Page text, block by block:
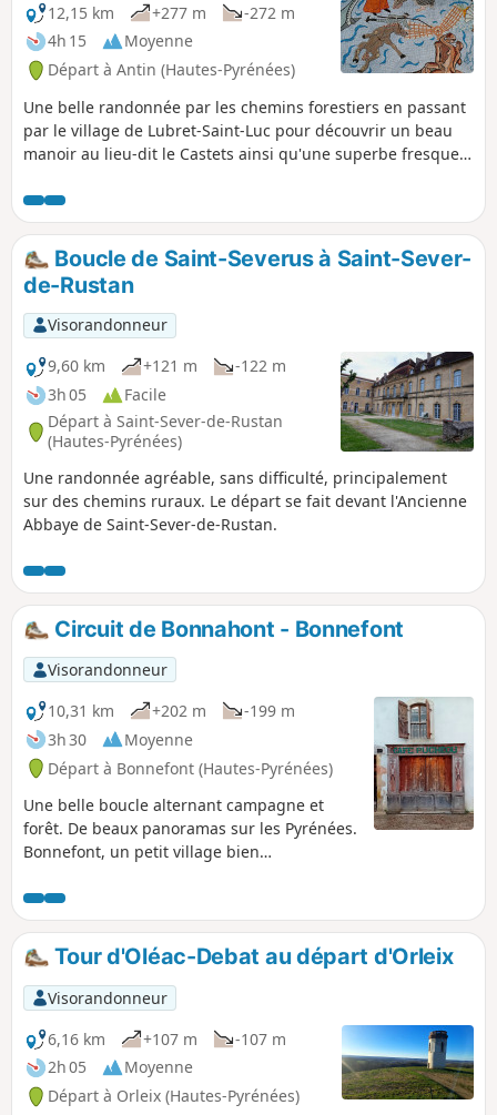
12,15 km
+277 m
-272 m
4h 15
Moyenne
Départ à Antin (Hautes-Pyrénées)
Une belle randonnée par les chemins forestiers en passant
par le village de Lubret-Saint-Luc pour découvrir un beau
manoir au lieu-dit le Castets ainsi qu'une superbe fresque
se fait à partir de l'église d'Antin. Circuit bien ombragé.
Boucle de Saint-Severus à Saint-Sever-
de-Rustan
Visorandonneur
9,60 km
+121 m
-122 m
3h 05
Facile
Départ à Saint-Sever-de-Rustan
(Hautes-Pyrénées)
Une randonnée agréable, sans difficulté, principalement
sur des chemins ruraux. Le départ se fait devant l'Ancienne
Abbaye de Saint-Sever-de-Rustan.
Circuit de Bonnahont - Bonnefont
Visorandonneur
10,31 km
+202 m
-199 m
3h 30
Moyenne
Départ à Bonnefont (Hautes-Pyrénées)
Une belle boucle alternant campagne et
forêt. De beaux panoramas sur les Pyrénées.
Bonnefont, un petit village bien
Montespan.
Tour d'Oléac-Debat au départ d'Orleix
Visorandonneur
6,16 km
+107 m
-107 m
2h 05
Moyenne
Départ à Orleix (Hautes-Pyrénées)